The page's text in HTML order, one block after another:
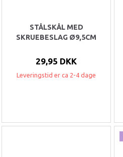
STÅLSKÅL MED
SKRUEBESLAG Ø9,5CM
29,95 DKK
Leveringstid er ca 2-4 dage